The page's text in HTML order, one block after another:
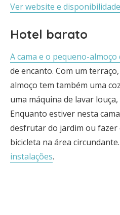
Ver website e
Hotel barato
A cama e o pequeno-almoço
de encanto. Com um
almoço tem também uma
uma máquina de lavar
Enquanto estiver nesta
desfrutar do jardim ou fazer
bicicleta na área circundante.
instalações.